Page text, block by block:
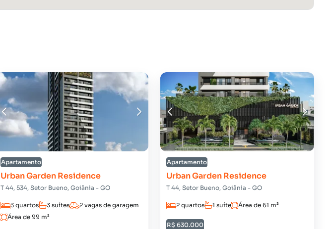
Apartamento
Urban Garden Residence
T 44, 534, Setor Bueno, Goiânia - GO
3 quartos 3 suítes
2 vagas de garagem
Área de 99 m²
Apartamento
Urban Garden Residence
T 44, Setor Bueno, Goiânia - GO
2 quartos 1 suíte Área de 61 m²
R$ 630.000